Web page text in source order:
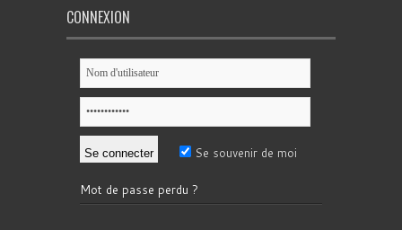
CONNEXION
Se souvenir de moi
Mot de passe perdu ?